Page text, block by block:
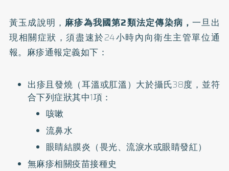
黃玉成說明，麻疹為我國第2類法定傳染病，一旦出
現相關症狀，須盡速於24小時內向衛生主管單位通
報。麻疹通報定義如下：
出疹且發燒（耳溫或肛溫）大於攝氏38度，並符
合下列症狀其中1項：
咳嗽
流鼻水
眼睛結膜炎（畏光、流淚水或眼睛發紅）
無麻疹相關疫苗接種史